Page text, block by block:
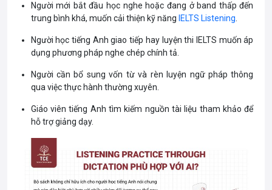
Người mới bắt đầu học nghe hoặc đang ở band thấp đến
trung bình khá, muốn cải thiện kỹ năng IELTS Listening
Người học tiếng Anh giao tiếp hay luyện thi IELTS muốn áp
dụng phương pháp nghe chép chính tả.
Người cần bổ sung vốn từ và rèn luyện ngữ pháp thông
qua việc thực hành thường xuyên.
Giáo viên tiếng Anh tìm kiếm nguồn tài liệu tham khảo để
hỗ trợ giảng dạy.